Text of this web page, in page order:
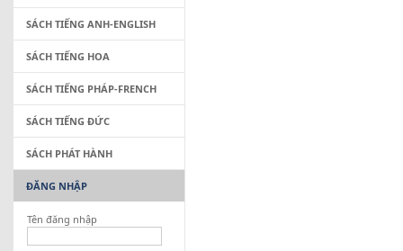
SÁCH TIẾNG ANH-ENGLISH
SÁCH TIẾNG HOA
SÁCH TIẾNG PHÁP-FRENCH
SÁCH TIẾNG ĐỨC
SÁCH PHÁT HÀNH
ĐĂNG NHẬP
Tên đăng nhập